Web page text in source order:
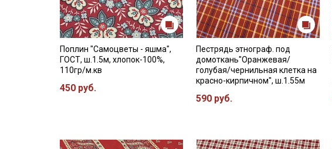
Поплин "Самоцветы - яшма",
ГОСТ, ш.1.5м, хлопок-100%,
110гр/м.кв
450 руб.
Пестрядь этнограф. под
домоткань"Оранжевая/
голубая/чернильная клетка на
красно-кирпичном", ш.1.55м
590 руб.